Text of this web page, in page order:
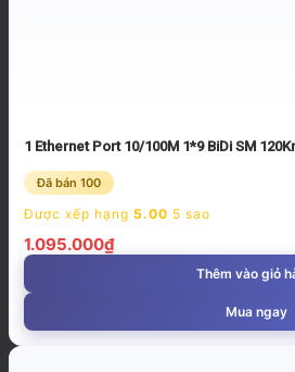
1 Ethernet Port 10/100M 1*9 BiDi SM
Đã bán 100
Được xếp hạng 5.00 5 sao
1.095.000₫
Thêm vào giỏ
Mua ngay